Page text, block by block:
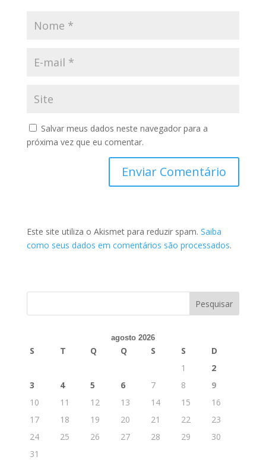
Salvar meus dados neste navegador para a
próxima vez que eu comentar.
Este site utiliza o Akismet para reduzir spam. Saiba
como seus dados em comentários são processados.
agosto 2026
S T Q Q S S
D
1
2
3
4 5 6 7 8
9
10
11 12 13 14 15
16
17
18 19 20 21 22
23
24
25 26 27 28 29
30
31